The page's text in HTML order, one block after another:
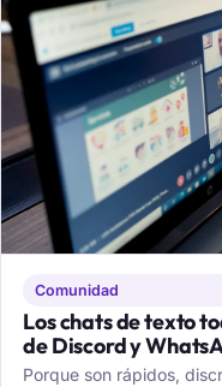
Comunidad
Los chats de texto
de Discord y
Porque son rápidos,